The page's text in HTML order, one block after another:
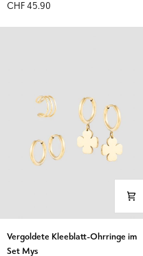
Ohrring-
Set
CHF 45.90
Vergoldete
Kleeblatt-
Vergoldete Kleeblatt-Ohrringe im
Set Mys